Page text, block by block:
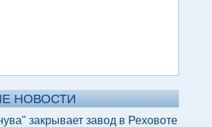
НОВОСТИ
закрывает завод в Реховоте